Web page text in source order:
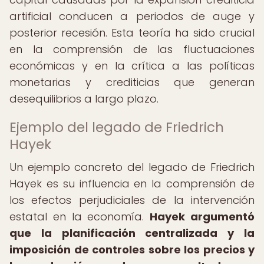
artificial conducen a periodos de auge y
posterior recesión. Esta teoría ha sido crucial
en la comprensión de las fluctuaciones
económicas y en la crítica a las políticas
monetarias y crediticias que generan
desequilibrios a largo plazo.
Ejemplo del legado de Friedrich
Hayek
Un ejemplo concreto del legado de Friedrich
Hayek es su influencia en la comprensión de
los efectos perjudiciales de la intervención
estatal en la economía. Hayek argumentó
que la planificación centralizada y la
imposición de controles sobre los precios y